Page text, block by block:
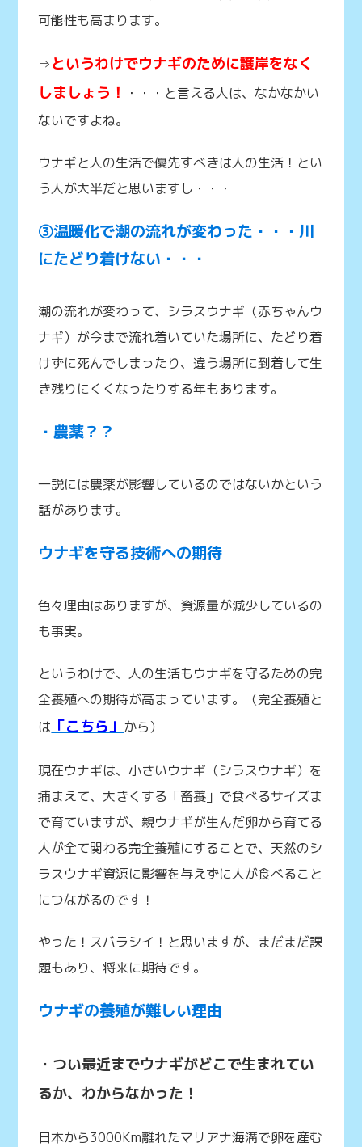
可能性も高まります。
⇒というわけでウナギのために護岸をなく
しましょう！
・・・と言える人は、なかなかい
ないですよね。
ウナギと人の生活で優先すべきは人の生活！とい
う人が大半だと思いますし・・・
③温暖化で潮の流れが変わった・・・川
にたどり着けない・・・
潮の流れが変わって、シラスウナギ（赤ちゃんウ
ナギ）が今まで流れ着いていた場所に、たどり着
けずに死んでしまったり、違う場所に到着して生
き残りにくくなったりする年もあります。
・農薬？？
一説には農薬が影響しているのではないかという
話があります。
ウナギを守る技術への期待
色々理由はありますが、資源量が減少しているの
も事実。
というわけで、人の生活もウナギを守るための完
全養殖への期待が高まっています。（完全養殖と
は 「こちら」 から）
現在ウナギは、小さいウナギ（シラスウナギ）を
捕まえて、大きくする「畜養」で食べるサイズま
で育ていますが、親ウナギが生んだ卵から育てる
人が全て関わる完全養殖にすることで、天然のシ
ラスウナギ資源に影響を与えずに人が食べること
につながるのです！
やった！スバラシイ！と思いますが、まだまだ課
題もあり、将来に期待です。
ウナギの養殖が難しい理由
・つい最近までウナギがどこで生まれてい
るか、わからなかった！
日本から3000Km離れたマリアナ海溝で卵を産む